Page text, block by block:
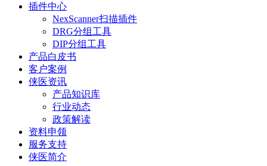
插件中心
NexScanner扫描插件
DRG分组工具
DIP分组工具
产品白皮书
客户案例
侠医资讯
产品知识库
行业动态
政策解读
资料申领
服务支持
侠医简介